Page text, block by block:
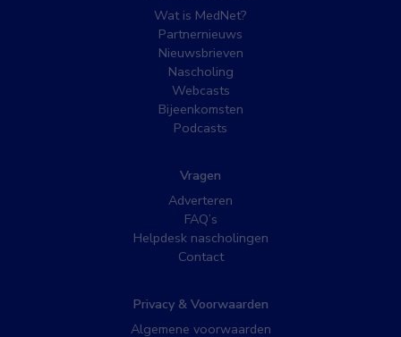
Wat is MedNet?
Partnernieuws
Nieuwsbrieven
Nascholing
Webcasts
Bijeenkomsten
Podcasts
Vragen
Adverteren
FAQ’s
Helpdesk nascholingen
Contact
Privacy & Voorwaarden
Algemene voorwaarden